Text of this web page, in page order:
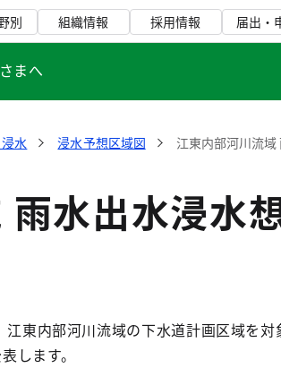
別 組織情報 採用情報 届出・
まへ
水 浸水予想区域図 江東内部河川流
水出水浸水
東内部河川流域の下水道計画区域を対
します。